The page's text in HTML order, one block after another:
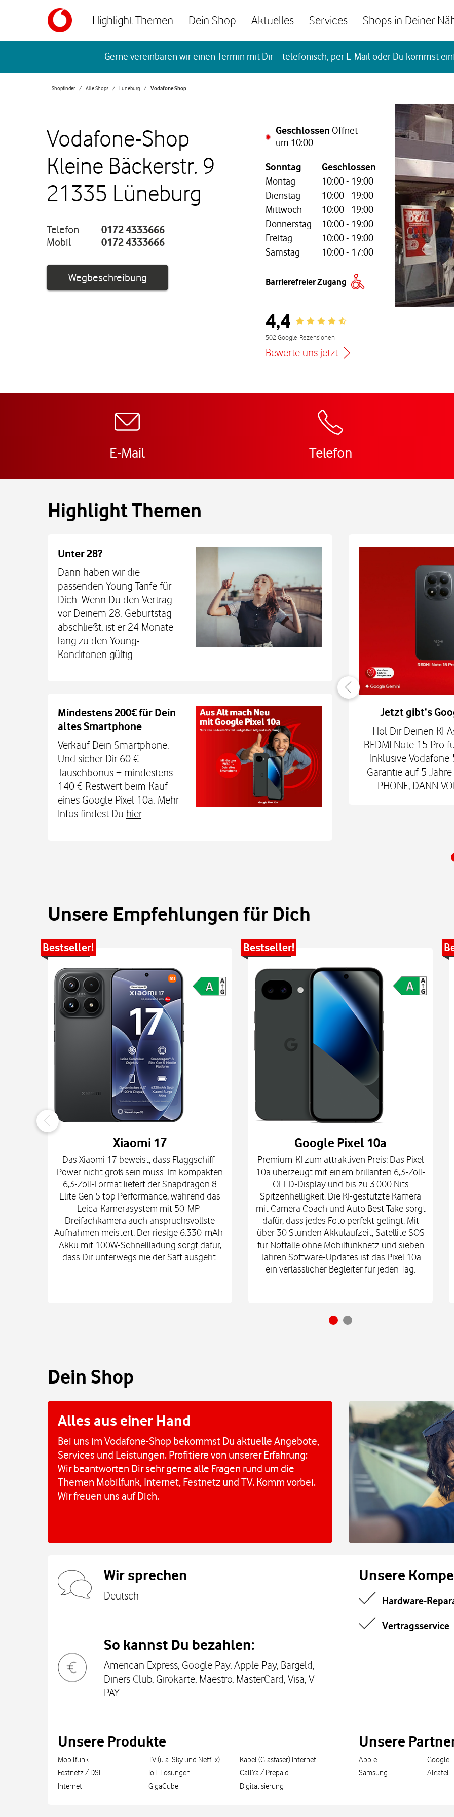
Highlight Themen Dein Shop Aktuelles Services Shops in Deiner
Gerne vereinbaren wir einen Termin mit Dir – telefonisch, per E-Mail oder Du kommst
Shopfinder Alle Shops Lüneburg Vodafone Shop
Vodafone-Shop
Kleine Bäckerstr. 9
21335 Lüneburg
Telefon
0172 4333666
Mobil
0172 4333666
WegbeschreibungLink öffnet in einem neuen Tab
Geschlossen Öffnet
um 10:00
Wochentag, Öffnungszeiten
Sonntag
Geschlossen
Montag
10:00- 19:00
Dienstag
10:00- 19:00
Mittwoch
10:00- 19:00
Donnerstag
10:00- 19:00
Freitag
10:00- 19:00
Samstag
10:00- 17:00
Barrierefreier Zugang
4,4 Rating 4.4
502 Google-Rezensionen
Bewerte uns jetzt
E-Mail Telefon
Highlight Themen
Unter 28?
Dann haben wir die
passenden Young-Tarife für
Dich. Wenn Du den Vertrag
vor Deinem 28. Geburtstag
abschließt, ist er 24 Monate
lang zu den Young-
Konditonen gültig.
Mindestens 200€ für Dein
altes Smartphone
Verkauf Dein Smartphone.
Und sicher Dir 60 €
Tauschbonus + mindestens
140 € Restwert beim Kauf
eines Google Pixel 10a. Mehr
Infos findest Du hier.
Auch auf dem Schulweg immer verbunden
Dein Kind bleibt unterwegs auch ohne Smartphone mit
Sicherheit erreichbar. Mit der Xplora X6Play 2nd Gen. oder der
TCL MT48X Smartwatch für je einmal 1 € zum Smart Tech M.
Den Tarif gibt's jetzt 3 Monate für 0 € und danach für mtl. 9,99
€. Alle Infos bei uns im Shop.
Jetzt gibt‘s
Hol Dir Deinen KI-
REDMI Note 15 Pro
Inklusive
Garantie auf 5
PHONE, DANN
Unsere Empfehlungen für Dich
Bestseller!
Xiaomi 17
Das Xiaomi 17 beweist, dass Flaggschiff-
Power nicht groß sein muss. Im kompakten
6,3-Zoll-Format liefert der Snapdragon 8
Elite Gen 5 top Performance, während das
Leica-Kamerasystem mit 50-MP-
Dreifachkamera auch anspruchsvollste
Aufnahmen meistert. Der riesige 6.330-mAh-
Akku mit 100W-Schnellladung sorgt dafür,
dass Dir unterwegs nie der Saft ausgeht.
Bestseller!
Google Pixel 10a
Premium-KI zum attraktiven Preis: Das Pixel
10a überzeugt mit einem brillanten 6,3-Zoll-
OLED-Display und bis zu 3.000 Nits
Spitzenhelligkeit. Die KI-gestützte Kamera
mit Camera Coach und Auto Best Take sorgt
dafür, dass jedes Foto perfekt gelingt. Mit
über 30 Stunden Akkulaufzeit, Satellite SOS
für Notfälle ohne Mobilfunknetz und sieben
Jahren Software-Updates ist das Pixel 10a
ein verlässlicher Begleiter für jeden Tag.
Dein Shop
Alles aus einer Hand
Bei uns im Vodafone-Shop bekommst Du aktuelle Angebote,
Services und Leistungen. Profitiere von unserer Erfahrung:
Wir beantworten Dir sehr gerne alle Fragen rund um die
Themen Mobilfunk, Internet, Festnetz und TV. Komm vorbei.
Wir freuen uns auf Dich.
Wir sprechen
Deutsch
So kannst Du bezahlen:
American Express, Google Pay, Apple Pay, Bargeld,
Diners Club, Girokarte, Maestro, MasterCard, Visa, V
PAY
Unsere
Hardware-
Vertragsservice
Unsere Produkte
Mobilfunk
Festnetz / DSL
Internet
TV (u.a. Sky und Netflix)
IoT-Lösungen
GigaCube
Kabel (Glasfaser) Internet
CallYa / Prepaid
Digitalisierung
Unsere
Apple
Samsung
Google
Alcatel